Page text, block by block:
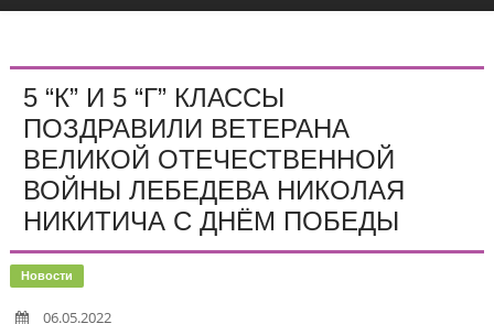
5 “К” И 5 “Г” КЛАССЫ
ПОЗДРАВИЛИ ВЕТЕРАНА
ВЕЛИКОЙ ОТЕЧЕСТВЕННОЙ
ВОЙНЫ ЛЕБЕДЕВА НИКОЛАЯ
НИКИТИЧА С ДНЁМ ПОБЕДЫ
Новости
06.05.2022